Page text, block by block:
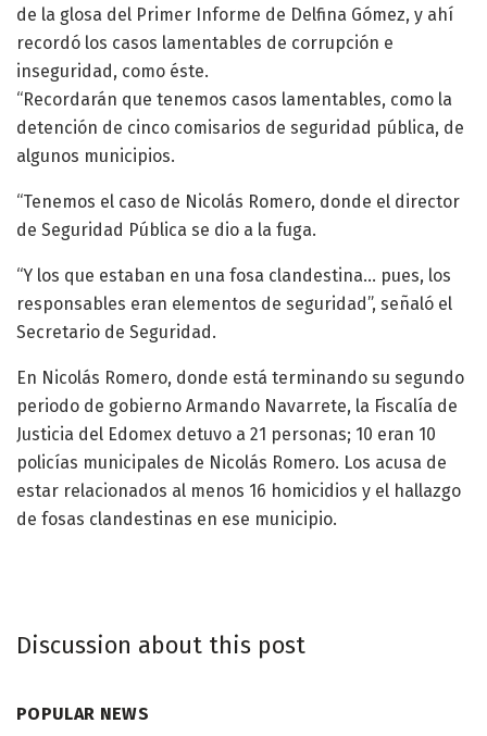
de la glosa del Primer Informe de Delfina Gómez, y ahí
recordó los casos lamentables de corrupción e
inseguridad, como éste.
“Recordarán que tenemos casos lamentables, como la
detención de cinco comisarios de seguridad pública, de
algunos municipios.
“Tenemos el caso de Nicolás Romero, donde el director
de Seguridad Pública se dio a la fuga.
“Y los que estaban en una fosa clandestina… pues, los
responsables eran elementos de seguridad”, señaló el
Secretario de Seguridad.
En Nicolás Romero, donde está terminando su segundo
periodo de gobierno Armando Navarrete, la Fiscalía de
Justicia del Edomex detuvo a 21 personas; 10 eran 10
policías municipales de Nicolás Romero. Los acusa de
estar relacionados al menos 16 homicidios y el hallazgo
de fosas clandestinas en ese municipio.
Discussion about this post
POPULAR NEWS